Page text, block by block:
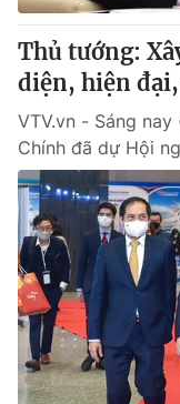
Thủ tướng:
diện, hiện
VTV.vn - Sáng
Chính đã dự Hội